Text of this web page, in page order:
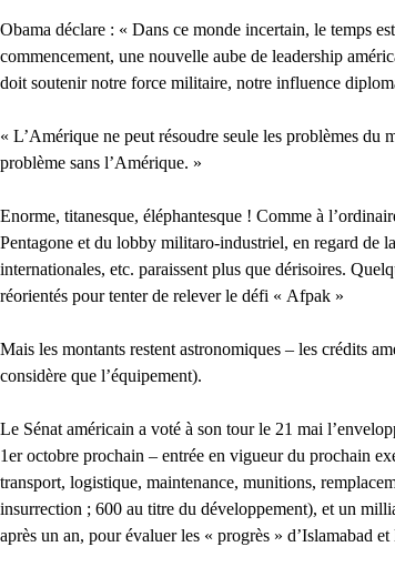
Obama déclare : « Dans ce monde incertain, le temps
commencement, une nouvelle aube de leadership
doit soutenir notre force militaire, notre influence
« L’Amérique ne peut résoudre seule les problèmes du
problème sans l’Amérique. »
Enorme, titanesque, éléphantesque ! Comme à
Pentagone et du lobby militaro-industriel, en regard de
internationales, etc. paraissent plus que dérisoires.
réorientés pour tenter de relever le défi « Afpak »
Mais les montants restent astronomiques – les crédits
considère que l’équipement).
Le Sénat américain a voté à son tour le 21 mai
1er octobre prochain – entrée en vigueur du prochain
transport, logistique, maintenance, munitions,
insurrection ; 600 au titre du développement), et un
après un an, pour évaluer les « progrès » d’Islamabad